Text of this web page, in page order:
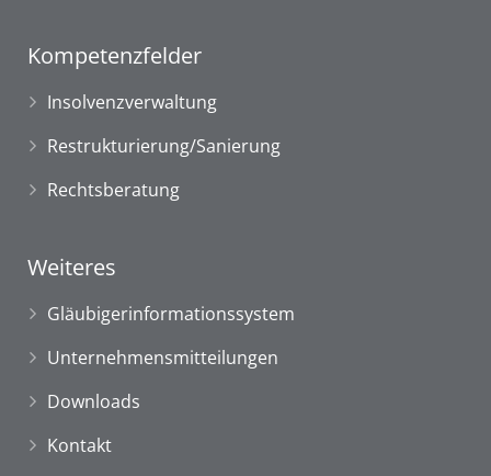
Kompetenzfelder
Insolvenzverwaltung
Restrukturierung/Sanierung
Rechtsberatung
Weiteres
Gläubigerinformationssystem
Unternehmensmitteilungen
Downloads
Kontakt